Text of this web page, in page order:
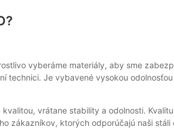
vyberáme materiály, aby sme
technici. Je vybavené vysokou
kvalitou, vrátane stability a odolnosti.
zákazníkov, ktorých odporúčajú naši